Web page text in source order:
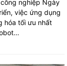
nghiệp Ngày
việc ứng dụng
hóa tối ưu nhất